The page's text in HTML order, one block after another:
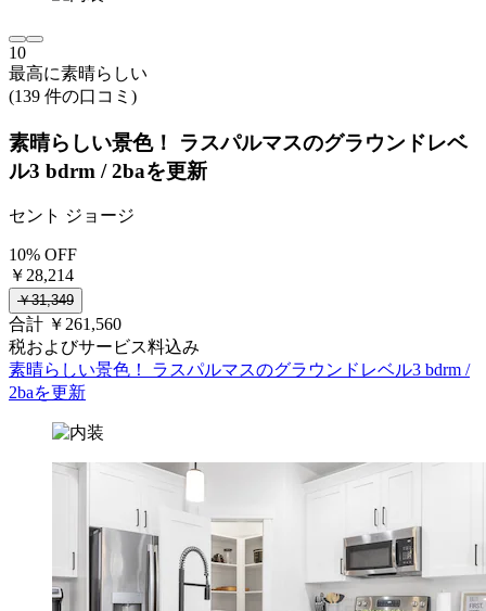
10
最高に素晴らしい
(139 件の口コミ)
素晴らしい景色！ ラスパルマスのグラウンドレベ
ル3 bdrm / 2baを更新
セント ジョージ
10% OFF
￥28,214
￥31,349
合計 ￥261,560
税およびサービス料込み
素晴らしい景色！ ラスパルマスのグラウンドレベル3 bdrm /
2baを更新